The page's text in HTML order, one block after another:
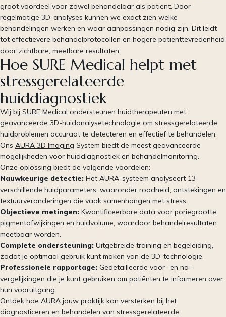
groot voordeel voor zowel behandelaar als patiënt. Door
regelmatige 3D-analyses kunnen we exact zien welke
behandelingen werken en waar aanpassingen nodig zijn. Dit leidt
tot effectievere behandelprotocollen en hogere patiënttevredenheid
door zichtbare, meetbare resultaten.
Hoe SURE Medical helpt met
stressgerelateerde
huiddiagnostiek
Wij bij SURE Medical ondersteunen huidtherapeuten met
geavanceerde 3D-huidanalysetechnologie om stressgerelateerde
huidproblemen accuraat te detecteren en effectief te behandelen.
Ons AURA 3D Imaging System biedt de meest geavanceerde
mogelijkheden voor huiddiagnostiek en behandelmonitoring.
Onze oplossing biedt de volgende voordelen:
Nauwkeurige detectie: Het AURA-systeem analyseert 13
verschillende huidparameters, waaronder roodheid, ontstekingen en
textuurveranderingen die vaak samenhangen met stress.
Objectieve metingen: Kwantificeerbare data voor poriegrootte,
pigmentafwijkingen en huidvolume, waardoor behandelresultaten
meetbaar worden.
Complete ondersteuning: Uitgebreide training en begeleiding,
zodat je optimaal gebruik kunt maken van de 3D-technologie.
Professionele rapportage: Gedetailleerde voor- en na-
vergelijkingen die je kunt gebruiken om patiënten te informeren over
hun vooruitgang.
Ontdek hoe AURA jouw praktijk kan versterken bij het
diagnosticeren en behandelen van stressgerelateerde